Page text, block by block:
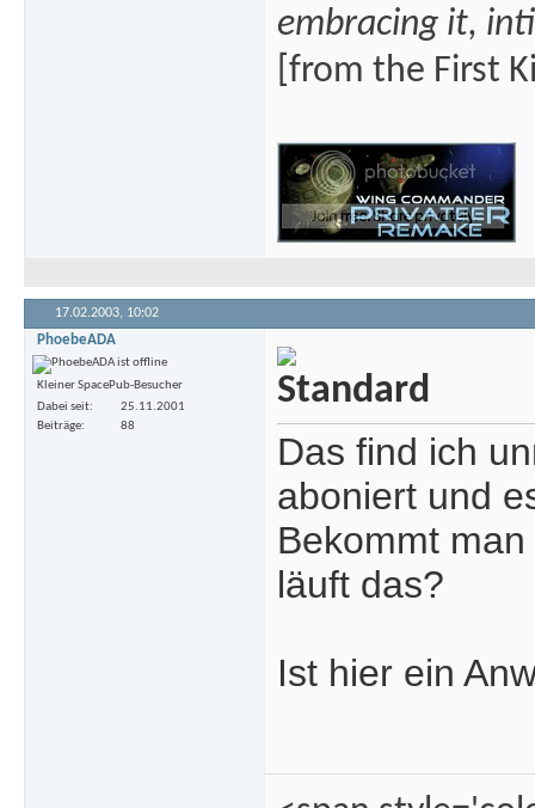
embracing it,
[from the First
17.02.2003, 10:02
PhoebeADA
Kleiner SpacePub-Besucher
Dabei seit
25.11.2001
Beiträge
88
Das find ich
aboniert und
Bekommt
läuft das?
Ist hier ein